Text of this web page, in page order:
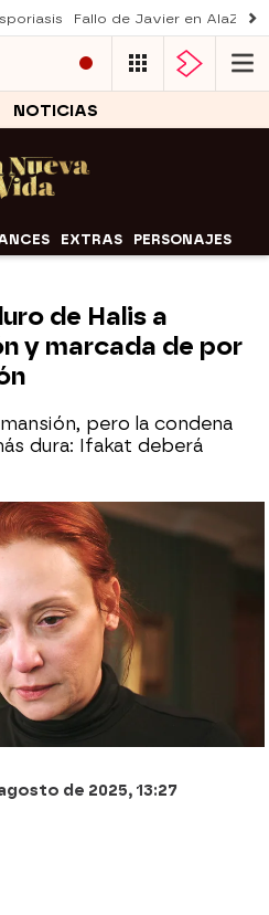
Fallo de Javier en AlaZ
NOTICIAS
EXTRAS PERSONAJES
de Halis a
y marcada de por
pero la condena
dura: Ifakat deberá
Ifakat y Orhan son
vida
de 2025, 13:27